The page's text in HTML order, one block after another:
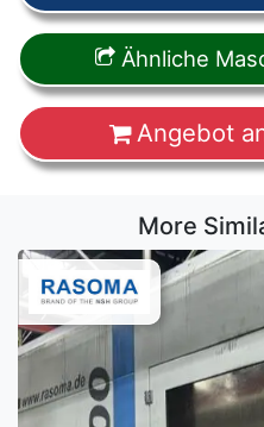
Ähnliche
Angebot
More